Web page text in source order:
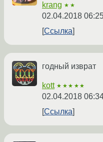
krang ★★
02.04.2018
Ссылка
годный изврат
kott ★★★★★
02.04.2018
Ссылка